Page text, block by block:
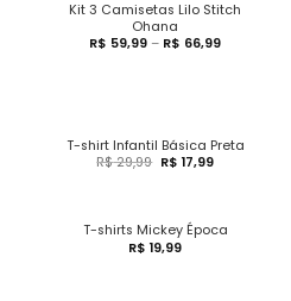
Kit 3 Camisetas Lilo Stitch
Ohana
R$ 59,99 – R$ 66,99
T-shirt Infantil Básica Preta
R$29,99 R$ 17,99
T-shirts Mickey Época
R$ 19,99